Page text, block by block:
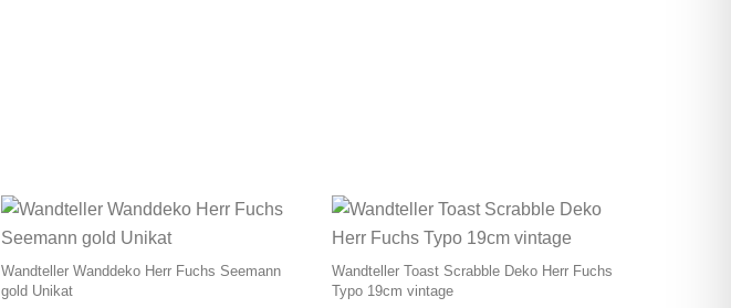
Wandteller Wanddeko Herr Fuchs Seemann
gold Unikat
Wandteller Toast Scrabble Deko Herr Fuchs
Typo 19cm vintage